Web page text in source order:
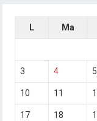
L Ma
3 4 5
10 11
17 18